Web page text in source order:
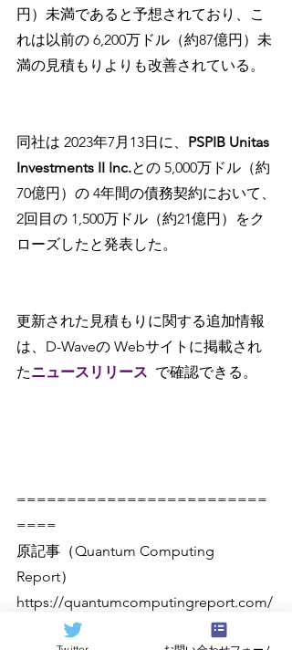
円）未満であると予想されており、こ
れは以前の 6,200万ドル（約87億円）未
満の見積もりよりも改善されている。
同社は 2023年7月13日に、 PSPIB Unitas
Investments II Inc.との 5,000万ドル（約
70億円）の 4年間の債務契約において、
2回目の 1,500万ドル（約21億円）をク
ローズしたと発表した。
更新された見積もりに関する追加情報
は、D-Waveの Webサイトに掲載され
たニュースリリース で確認できる。
=========================
====
原記事（Quantum Computing
Report）
https://quantumcomputingreport.com/